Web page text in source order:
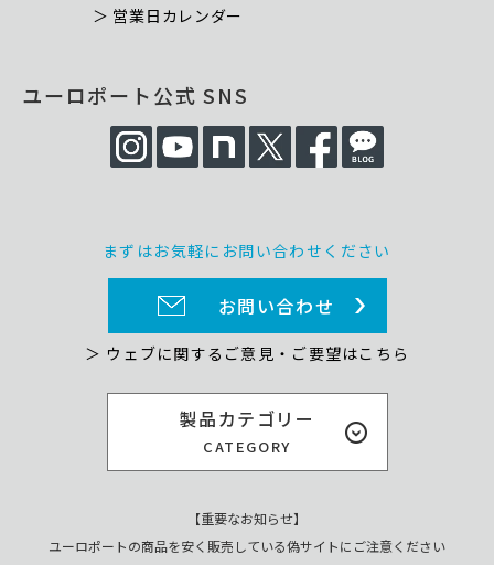
製品カテゴリー
CATEGORY
＞ 営業日カレンダー
ユーロポート公式 SNS
まずはお気軽にお問い合わせください
お問い合わせ
＞ ウェブに関するご意見・ご要望はこちら
【重要なお知らせ】
ユーロポートの商品を安く販売している偽サイトにご注意ください